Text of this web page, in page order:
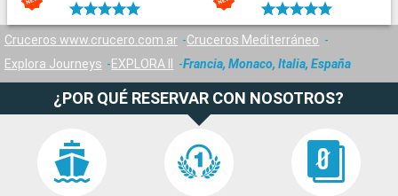
Cruceros www.crucero.com.ar
Cruceros Mediterráneo
Explora Journeys
EXPLORA II Francia, Monaco, Italia, España
¿POR QUÉ RESERVAR CON NOSOTROS?